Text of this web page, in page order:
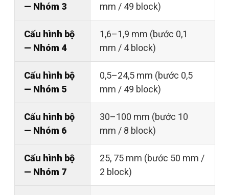
— Nhóm 3
mm / 49 block)
Cấu hình bộ
— Nhóm 4
1,6–1,9 mm (bước 0,1
mm / 4 block)
Cấu hình bộ
— Nhóm 5
0,5–24,5 mm (bước 0,5
mm / 49 block)
Cấu hình bộ
— Nhóm 6
30–100 mm (bước 10
mm / 8 block)
Cấu hình bộ
— Nhóm 7
25, 75 mm (bước 50 mm /
2 block)